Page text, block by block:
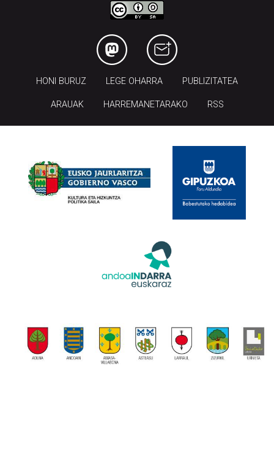
HONI BURUZ LEGE OHARRA PUBLIZITATEA
ARAUAK HARREMANETARAKO RSS